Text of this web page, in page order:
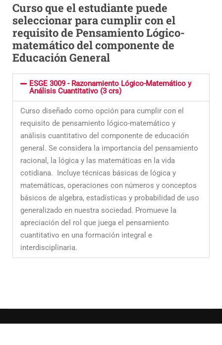
Curso que el estudiante puede
seleccionar para cumplir con el
requisito de Pensamiento Lógico-
matemático del componente de
Educación General
ESGE 3009 - Razonamiento Lógico-Matemático y
Análisis Cuantitativo (3 crs)
Curso diseñado como opción para cumplir con el
requisito de pensamiento lógico-matemático y
análisis cuantitativo del componente de educación
general. Se considera la importancia del pensamiento
racional, la lógica y las matemáticas en la vida
cotidiana. Incluye técnicas básicas de lógica y
matemáticas, operaciones con números y conceptos
básicos de algebra, estadísticas y probabilidad de uso
generalizado en nuestra sociedad. Promueve la
apreciación del rol que juega el pensamiento
cuantitativo en una formación integral e
interdisciplinaria.